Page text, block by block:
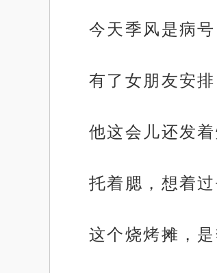
今天季风是病
有了女朋友安
他这会儿还发着
托着腮，想着
这个烧烤摊，